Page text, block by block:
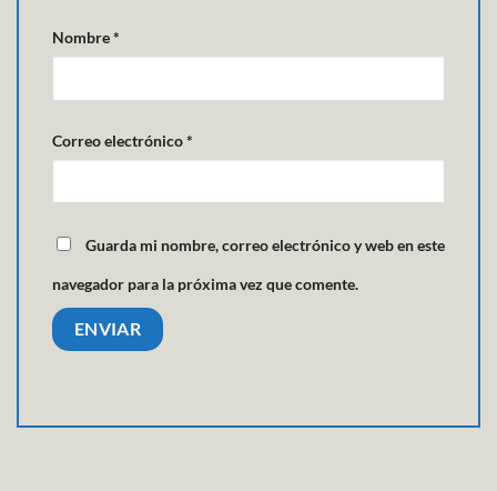
Nombre*
Correo electrónico*
Guarda mi nombre, correo electrónico y web en este
navegador para la próxima vez que comente.